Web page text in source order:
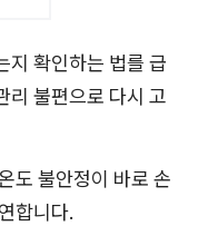
지 확인하는 법를 급
리 불편으로 다시 고
도 불안정이 바로 손
합니다.